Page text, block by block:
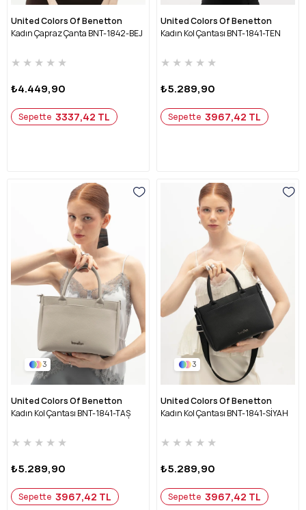
United Colors Of Benetton
Kadın Çapraz Çanta BNT-1842-BEJ
★ ★ ★ ★ ★
₺4.449,90
Sepette 3337,42 TL
United Colors Of Benetton
Kadın Kol Çantası BNT-1841-TEN
★ ★ ★ ★ ★
₺5.289,90
Sepette 3967,42 TL
3
United Colors Of Benetton
Kadın Kol Çantası BNT-1841-TAŞ
★ ★ ★ ★ ★
₺5.289,90
Sepette 3967,42 TL
3
United Colors Of Benetton
Kadın Kol Çantası BNT-1841-SİYAH
★ ★ ★ ★ ★
₺5.289,90
Sepette 3967,42 TL